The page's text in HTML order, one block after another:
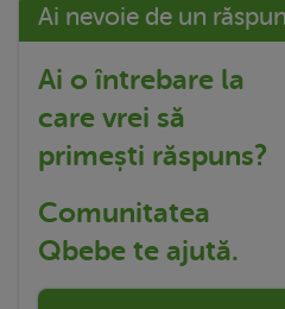
Ai nevoie de un
Ai o întrebare la
care vrei să
primești răspuns?
Comunitatea
Qbebe te ajută.